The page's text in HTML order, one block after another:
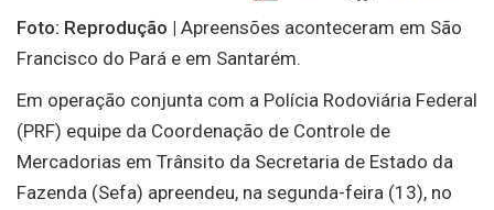
Foto: Reprodução | Apreensões aconteceram em São
Francisco do Pará e em Santarém.
Em operação conjunta com a Polícia Rodoviária Federal
(PRF) equipe da Coordenação de Controle de
Mercadorias em Trânsito da Secretaria de Estado da
Fazenda (Sefa) apreendeu, na segunda-feira (13), no